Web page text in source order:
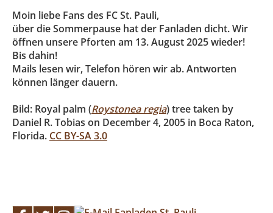
Moin liebe Fans des FC St. Pauli,
über die Sommerpause hat der Fanladen dicht. Wir
öffnen unsere Pforten am 13. August 2025 wieder!
Bis dahin!
Mails lesen wir, Telefon hören wir ab. Antworten
können länger dauern.
Bild: Royal palm (Roystonea regia) tree taken by
Daniel R. Tobias on December 4, 2005 in Boca Raton,
Florida. CC BY-SA 3.0